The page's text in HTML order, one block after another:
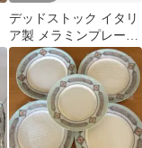
デッドストック イタリ
ア製 メラミンプレート
キャンプ ホワイト 3枚
セット